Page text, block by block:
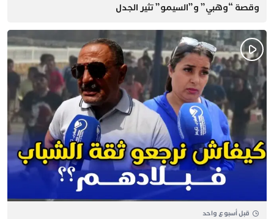
وقصة “وهبي” و”السيمو” تثير الجدل
قبل أسبوع واحد